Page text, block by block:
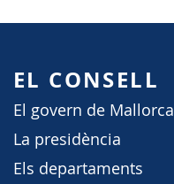
EL CONSELL
El govern de Mallorca
La presidència
Els departaments